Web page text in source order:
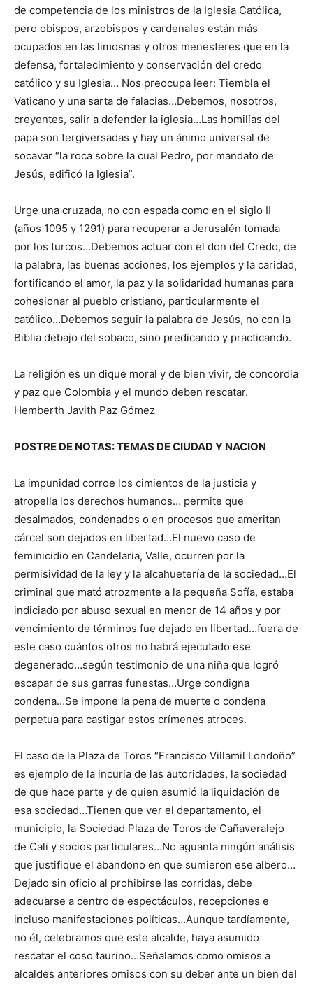
de competencia de los ministros de la Iglesia Católica,
pero obispos, arzobispos y cardenales están más
ocupados en las limosnas y otros menesteres que en la
defensa, fortalecimiento y conservación del credo
católico y su Iglesia… Nos preocupa leer: Tiembla el
Vaticano y una sarta de falacias…Debemos, nosotros,
creyentes, salir a defender la iglesia…Las homilías del
papa son tergiversadas y hay un ánimo universal de
socavar “la roca sobre la cual Pedro, por mandato de
Jesús, edificó la Iglesia”.
Urge una cruzada, no con espada como en el siglo II
(años 1095 y 1291) para recuperar a Jerusalén tomada
por los turcos…Debemos actuar con el don del Credo, de
la palabra, las buenas acciones, los ejemplos y la caridad,
fortificando el amor, la paz y la solidaridad humanas para
cohesionar al pueblo cristiano, particularmente el
católico…Debemos seguir la palabra de Jesús, no con la
Biblia debajo del sobaco, sino predicando y practicando.
La religión es un dique moral y de bien vivir, de concordia
y paz que Colombia y el mundo deben rescatar.
Hemberth Javith Paz Gómez
POSTRE DE NOTAS: TEMAS DE CIUDAD Y NACION
La impunidad corroe los cimientos de la justicia y
atropella los derechos humanos… permite que
desalmados, condenados o en procesos que ameritan
cárcel son dejados en libertad…El nuevo caso de
feminicidio en Candelaria, Valle, ocurren por la
permisividad de la ley y la alcahuetería de la sociedad…El
criminal que mató atrozmente a la pequeña Sofía, estaba
indiciado por abuso sexual en menor de 14 años y por
vencimiento de términos fue dejado en libertad…fuera de
este caso cuántos otros no habrá ejecutado ese
degenerado…según testimonio de una niña que logró
escapar de sus garras funestas…Urge condigna
condena…Se impone la pena de muerte o condena
perpetua para castigar estos crímenes atroces.
El caso de la Plaza de Toros “Francisco Villamil Londoño”
es ejemplo de la incuria de las autoridades, la sociedad
de que hace parte y de quien asumió la liquidación de
esa sociedad…Tienen que ver el departamento, el
municipio, la Sociedad Plaza de Toros de Cañaveralejo
de Cali y socios particulares…No aguanta ningún análisis
que justifique el abandono en que sumieron ese albero…
Dejado sin oficio al prohibirse las corridas, debe
adecuarse a centro de espectáculos, recepciones e
incluso manifestaciones políticas…Aunque tardíamente,
no él, celebramos que este alcalde, haya asumido
rescatar el coso taurino…Señalamos como omisos a
alcaldes anteriores omisos con su deber ante un bien del